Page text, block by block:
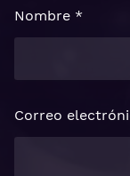
Nombre *
Correo